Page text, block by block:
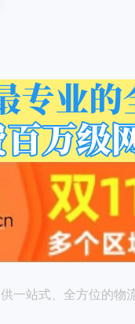
一站式、全方位的物